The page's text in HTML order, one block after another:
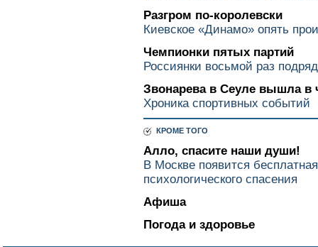
Разгром по-королевски
Киевское «Динамо» опять
Чемпионки пятых партий
Россиянки восьмой раз
Звонарева в Сеуле вышла в
Хроника спортивных событий
КРОМЕ ТОГО
Алло, спасите наши души!
В Москве появится
психологического спасения
Афиша
Погода и здоровье